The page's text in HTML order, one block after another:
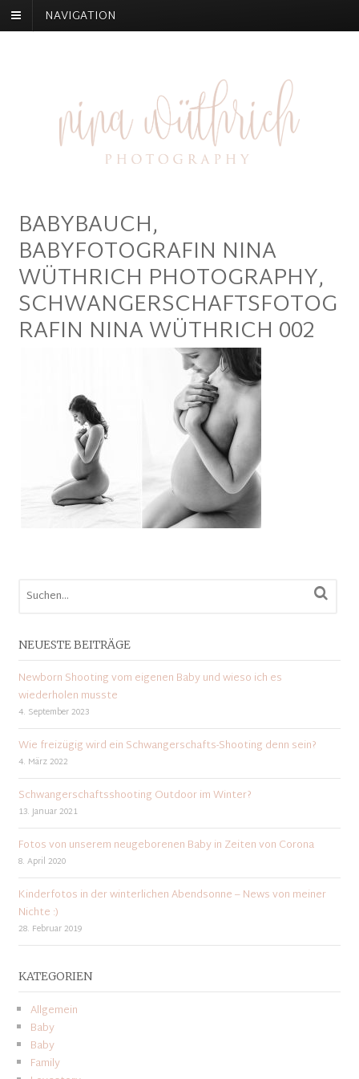
NAVIGATION
BABYBAUCH,
BABYFOTOGRAFIN NINA
WÜTHRICH PHOTOGRAPHY,
SCHWANGERSCHAFTSFOTOG
RAFIN NINA WÜTHRICH 002
NEUESTE BEITRÄGE
Newborn Shooting vom eigenen Baby und wieso ich es
wiederholen musste
4. September 2023
Wie freizügig wird ein Schwangerschafts-Shooting denn sein?
4. März 2022
Schwangerschaftsshooting Outdoor im Winter?
13. Januar 2021
Fotos von unserem neugeborenen Baby in Zeiten von Corona
8. April 2020
Kinderfotos in der winterlichen Abendsonne – News von meiner
Nichte :)
28. Februar 2019
KATEGORIEN
Allgemein
Baby
Baby
Family